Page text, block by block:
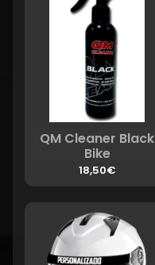
QM Cleaner Black
Bike
18,50€